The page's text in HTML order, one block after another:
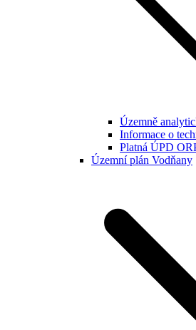
Územně
Informace o
Platná ÚPD
Územní plán Vodňany